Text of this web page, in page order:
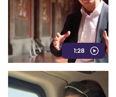
1:28